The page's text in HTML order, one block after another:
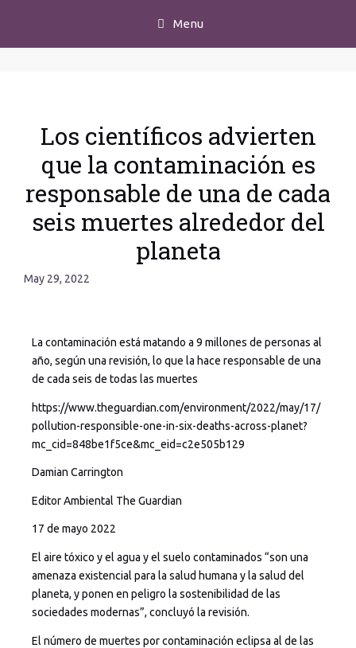
Menu
Los científicos advierten
que la contaminación es
responsable de una de cada
seis muertes alrededor del
planeta
May 29, 2022
La contaminación está matando a 9 millones de personas al
año, según una revisión, lo que la hace responsable de una
de cada seis de todas las muertes
https://www.theguardian.com/environment/2022/may/17/
pollution-responsible-one-in-six-deaths-across-planet?
mc_cid=848be1f5ce&mc_eid=c2e505b129
Damian Carrington
Editor Ambiental The Guardian
17 de mayo 2022
El aire tóxico y el agua y el suelo contaminados “son una
amenaza existencial para la salud humana y la salud del
planeta, y ponen en peligro la sostenibilidad de las
sociedades modernas”, concluyó la revisión.
El número de muertes por contaminación eclipsa al de las